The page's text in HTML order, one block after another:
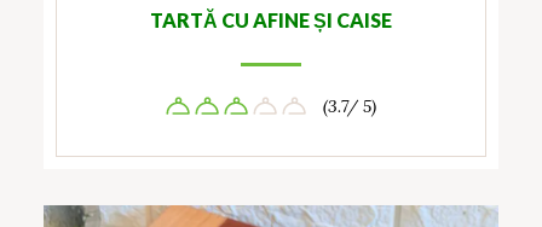
TARTĂ CU AFINE ȘI CAISE
(3.7/ 5)